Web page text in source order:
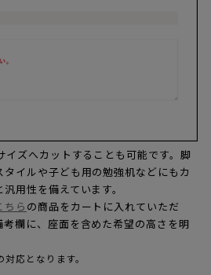
イズへカットすることも可能です。脚
イルや子ども用の勉強机などにもカ
用性を備えています。
ちら の商品をカートに入れていただ
欄に、座面を含めた希望の高さを明
応となります。